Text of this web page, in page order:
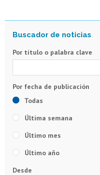
Por título o palabra clave
Todas
Última semana
Último mes
Último año
Desde